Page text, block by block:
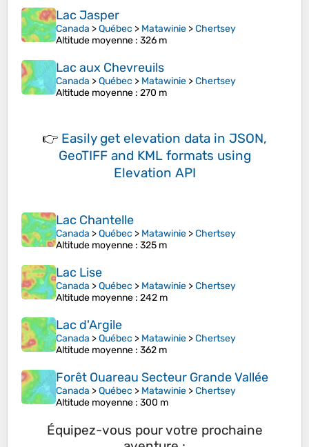
Lac Jasper
Canada >Québec > Matawinie >Chertsey
Altitude moyenne : 326 m
Lac aux Chevreuils
Canada >Québec > Matawinie >Chertsey
Altitude moyenne : 270 m
👉 Easily get elevation data in JSON,
GeoTIFF and KML formats using
Elevation API
Lac Chantelle
Canada >Québec > Matawinie >Chertsey
Altitude moyenne : 325 m
Lac Lise
Canada >Québec > Matawinie >Chertsey
Altitude moyenne : 242 m
Lac d'Argile
Canada >Québec > Matawinie >Chertsey
Altitude moyenne : 362 m
Forêt Ouareau Secteur Grande Vallée
Canada >Québec > Matawinie >Chertsey
Altitude moyenne : 300 m
Équipez-vous pour votre prochaine